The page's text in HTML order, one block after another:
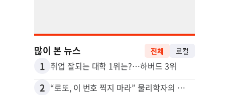
많이 본 뉴스 전체 로컬
1 취업 잘되는 대학 1위는?…하버드 3위
2 “로또, 이 번호 찍지 마라” 물리학자의 당첨금 높이는 비밀